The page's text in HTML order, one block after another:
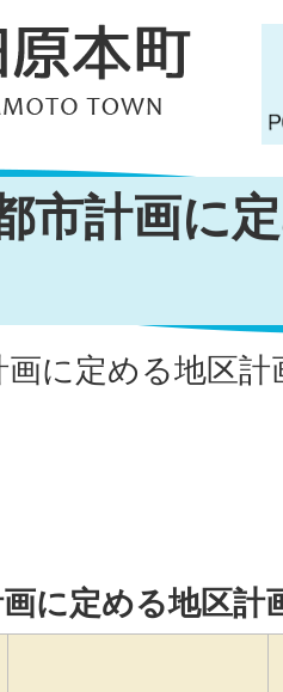
市計画に
画に定める地区
に定める地区計